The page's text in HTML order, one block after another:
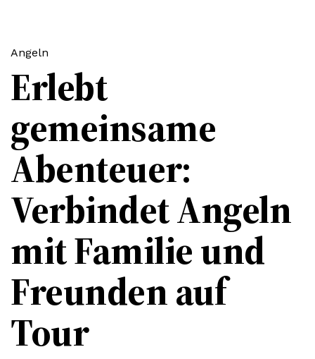
Erlebt
gemeinsame
Abenteuer:
Verbindet Angeln
mit Familie und
Freunden auf
Tour
Angeln